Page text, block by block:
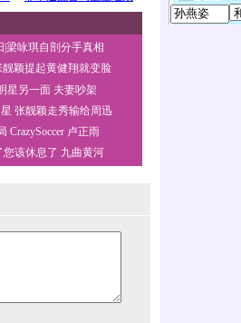
梁咏琪自剖分手真相
靓颖提起黄健翔就变脸
星另一面 夫妻吵架
张靓颖走秀输给周迅
CrazySoccer 卢正雨
您该休息了 九曲黄河